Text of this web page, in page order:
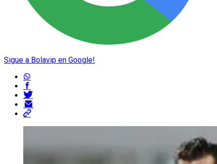
Sigue a Bolavip en Google!